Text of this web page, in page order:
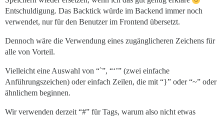
Entschuldigung. Das Backtick würde im Backend immer noch
verwendet, nur für den Benutzer im Frontend übersetzt.
Dennoch wäre die Verwendung eines zugänglicheren Zeichens für
alle von Vorteil.
Vielleicht eine Auswahl von “`”, “‘’” (zwei einfache
Anführungszeichen) oder einfach Zeilen, die mit “}” oder “~” oder
ähnlichem beginnen.
Wir verwenden derzeit “#” für Tags, warum also nicht etwas